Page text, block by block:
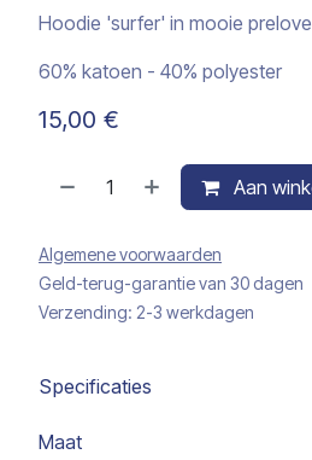
Hoodie 'surfer' in mooie
60% katoen - 40% polyester
15,00 €
Aan
Algemene voorwaarden
Geld-terug-garantie van 30 dagen
Verzending: 2-3 werkdagen
Specificaties
Maat